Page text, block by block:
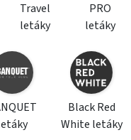
Travel
letáky
PRO
letáky
Black Red
White letáky